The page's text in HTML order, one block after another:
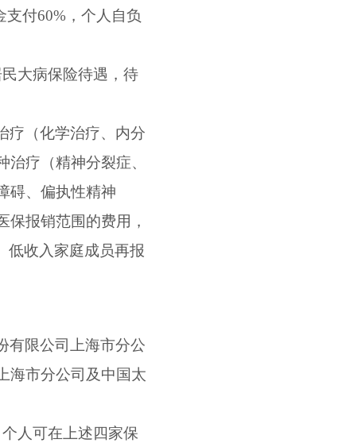
支付60% ，个人自负
大病保险待遇，待
疗（化学治疗、内分
疗（精神分裂症、
碍、偏执性精神
报销范围的费用，
低收入家庭成员再报
有限公司上海市分公
海市分公司及中国太
人可在上述四家保